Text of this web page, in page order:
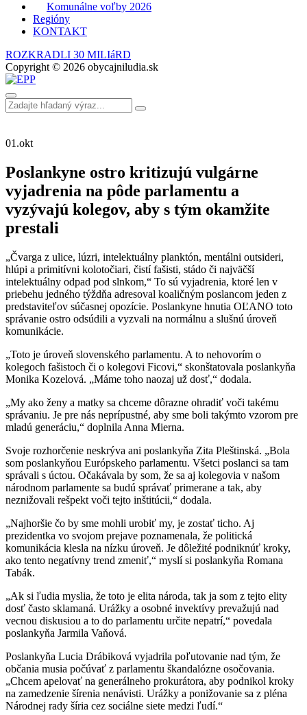
Komunálne voľby 2026
Regióny
KONTAKT
ROZKRADLI 30 MILIáRD
Copyright © 2026 obycajniludia.sk
01.okt
Poslankyne ostro kritizujú vulgárne
vyjadrenia na pôde parlamentu a
vyzývajú kolegov, aby s tým okamžite
prestali
„Čvarga z ulice, lúzri, intelektuálny planktón, mentálni outsideri,
hlúpi a primitívni kolotočiari, čistí fašisti, stádo či najväčší
intelektuálny odpad pod slnkom,“ To sú vyjadrenia, ktoré len v
priebehu jedného týždňa adresoval koaličným poslancom jeden z
predstaviteľov súčasnej opozície. Poslankyne hnutia OĽANO toto
správanie ostro odsúdili a vyzvali na normálnu a slušnú úroveň
komunikácie.
„Toto je úroveň slovenského parlamentu. A to nehovorím o
kolegoch fašistoch či o kolegovi Ficovi,“ skonštatovala poslankyňa
Monika Kozelová. „Máme toho naozaj už dosť,“ dodala.
„My ako ženy a matky sa chceme dôrazne ohradiť voči takému
správaniu. Je pre nás neprípustné, aby sme boli takýmto vzorom pre
mladú generáciu,“ doplnila Anna Mierna.
Svoje rozhorčenie neskrýva ani poslankyňa Zita Pleštinská. „Bola
som poslankyňou Európskeho parlamentu. Všetci poslanci sa tam
správali s úctou. Očakávala by som, že sa aj kolegovia v našom
národnom parlamente sa budú správať primerane a tak, aby
neznižovali rešpekt voči tejto inštitúcii,“ dodala.
„Najhoršie čo by sme mohli urobiť my, je zostať ticho. Aj
prezidentka vo svojom prejave poznamenala, že politická
komunikácia klesla na nízku úroveň. Je dôležité podniknúť kroky,
ako tento negatívny trend zmeniť,“ myslí si poslankyňa Romana
Tabák.
„Ak si ľudia myslia, že toto je elita národa, tak ja som z tejto elity
dosť často sklamaná. Urážky a osobné invektívy prevažujú nad
vecnou diskusiou a to do parlamentu určite nepatrí,“ povedala
poslankyňa Jarmila Vaňová.
Poslankyňa Lucia Drábiková vyjadrila poľutovanie nad tým, že
občania musia počúvať z parlamentu škandalózne osočovania.
„Chcem apelovať na generálneho prokurátora, aby podnikol kroky
na zamedzenie šírenia nenávisti. Urážky a ponižovanie sa z pléna
Národnej rady šíria cez sociálne siete medzi ľudí.“